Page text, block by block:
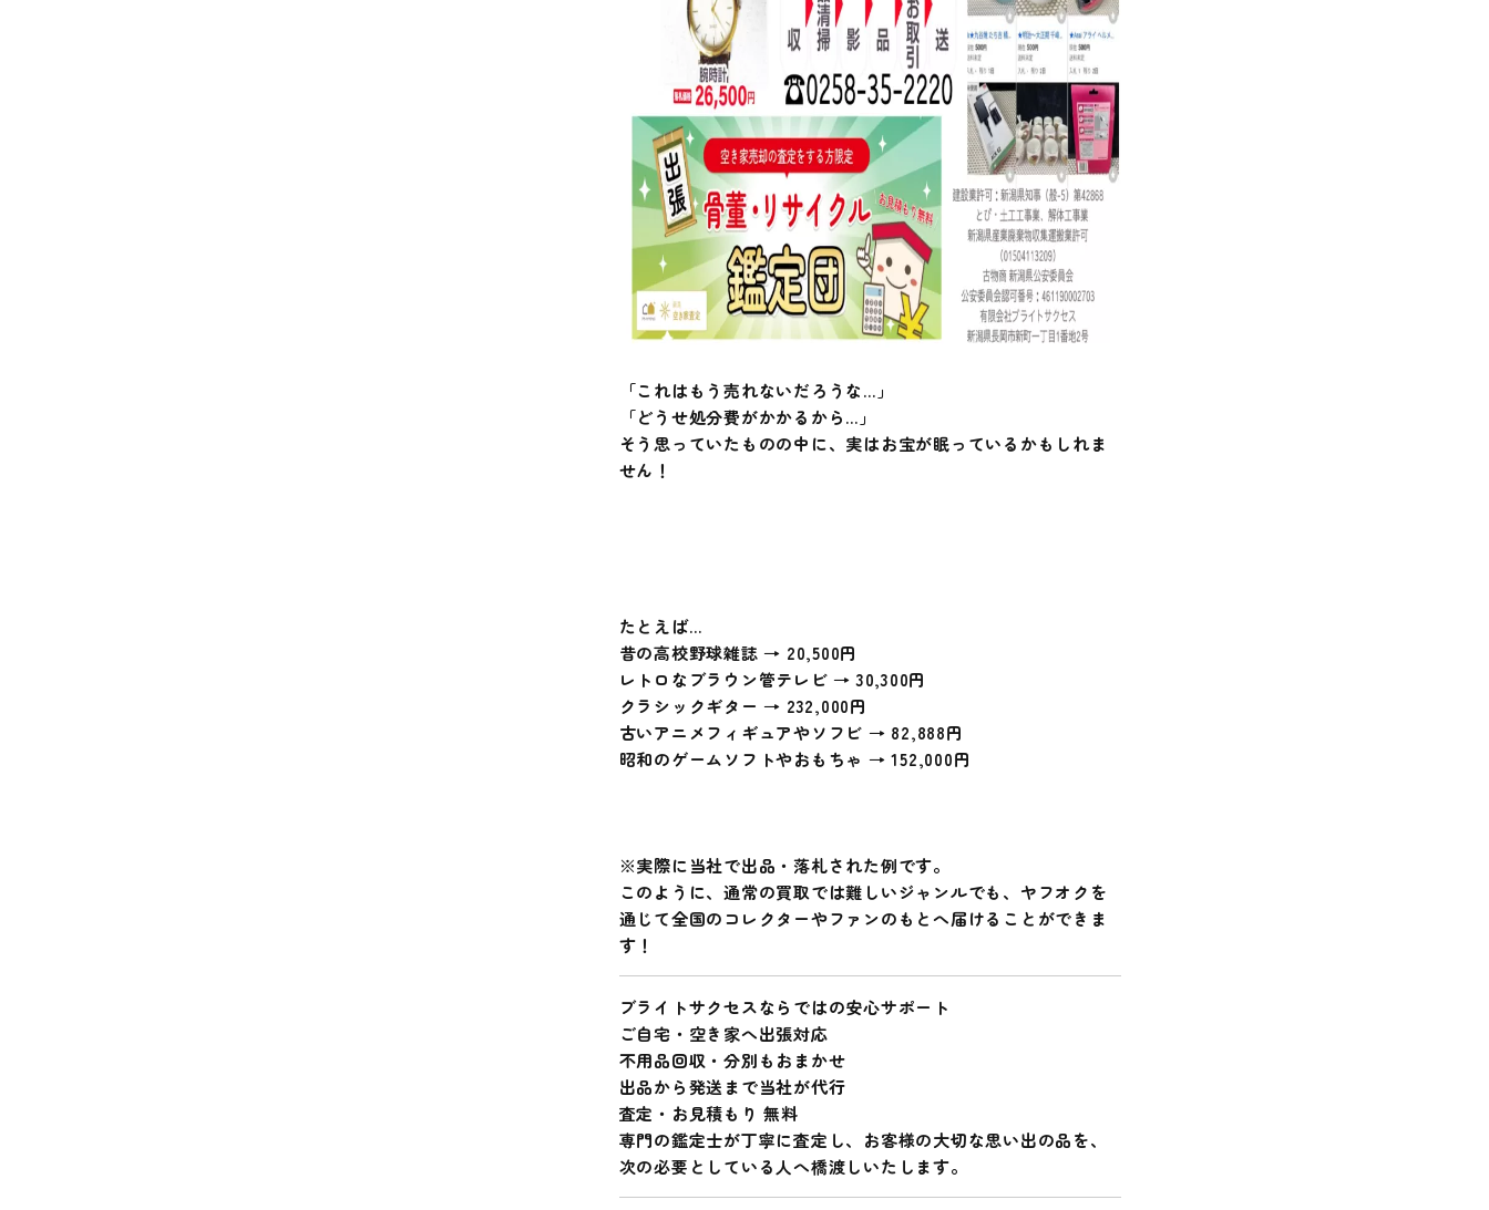
「これはもう売れないだろうな…」
「どうせ処分費がかかるから…」
そう思っていたものの中に、実はお宝が眠っているかもしれま
せん！
たとえば…
昔の高校野球雑誌 → 20,500円
レトロなブラウン管テレビ →30,300円
クラシックギター → 232,000円
古いアニメフィギュアやソフビ → 82,888円
昭和のゲームソフトやおもちゃ →152,000円
※実際に当社で出品・落札された例です。
このように、通常の買取では難しいジャンルでも、ヤフオクを
通じて全国のコレクターやファンのもとへ届けることができま
す！
ブライトサクセスならではの安心サポート
ご自宅・空き家へ出張対応
不用品回収・分別もおまかせ
出品から発送まで当社が代行
査定・お見積もり無料
専門の鑑定士が丁寧に査定し、お客様の大切な思い出の品を、
次の必要としている人へ橋渡しいたします。